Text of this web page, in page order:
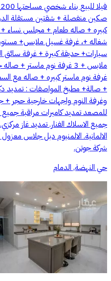
كبيره + صاله طعام + مجلس
شغاله +، غرفة غسيل ملابس+
سيارات+ حديقة كبيرة + غرفة سائق
ملابس + 3 غرفة نوم ماستر +
غرفة نوم ماستر كبيره + صاله مع
+ صالة+ مطبخ المواصفات : تمديد
وغرفة النوم واجهات خارجية
للمصعد تمديد كاميرات مراقبة جميع
جميع الاسلاك الفنار. تمديد غاز
الالمانية. الالمنيوم دبل جلاس
شركة جوتن.
حي النهضة, الدمام